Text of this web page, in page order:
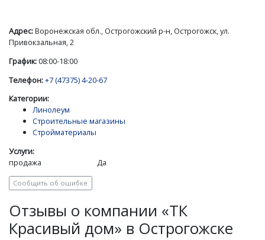
Адрес:Воронежская обл., Острогожский р-н, Острогожск, ул.
Привокзальная, 2
График:08:00-18:00
Телефон:+7 (47375) 4-20-67
Категории:
Линолеум
Строительные магазины
Стройматериалы
Услуги:
продажа
Да
Сообщить об ошибке
Отзывы о компании «ТК
Красивый дом» в Острогожске